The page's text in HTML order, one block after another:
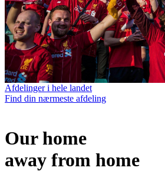
Afdelinger i hele landet
Find din nærmeste afdeling
Our home
away from home